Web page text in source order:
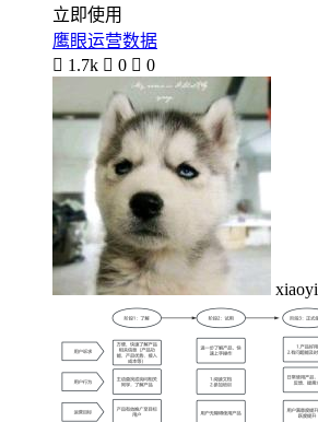
立即使用
鹰眼运营数据
 1.7k  0  0
xiaoyi